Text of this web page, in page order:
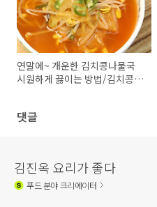
연말에~ 개운한 김치콩나물국
시원하게 끓이는 방법/김치콩나
댓글
김진옥 요리가 좋다
푸드분야 크리에이터